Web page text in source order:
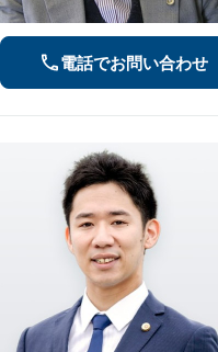
電話でお問い合わせ